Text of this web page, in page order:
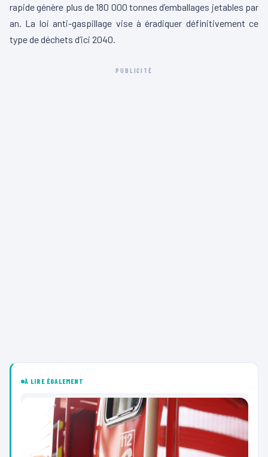
rapide génère plus de 180 000 tonnes d’emballages jetables par
an.
La loi anti-gaspillage vise à éradiquer définitivement ce
type de déchets d’ici 2040.
PUBLICITÉ
À LIRE ÉGALEMENT